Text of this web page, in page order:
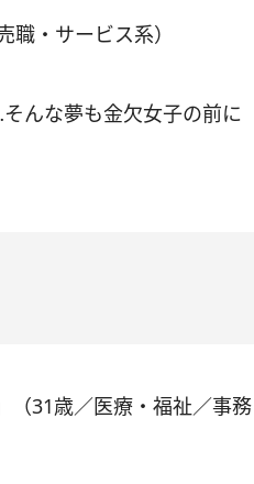
・サービス系）
んな夢も金欠女子の前に
（31歳／医療・福祉／事務